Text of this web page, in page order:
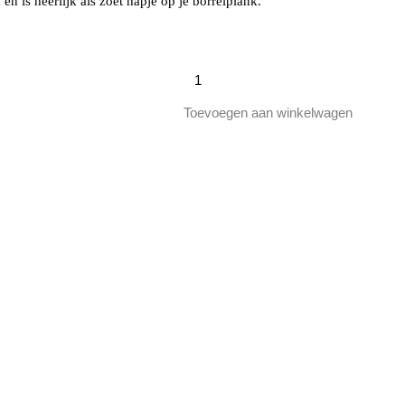
Rozijnen
aantalToevoegen aan winkelwagen